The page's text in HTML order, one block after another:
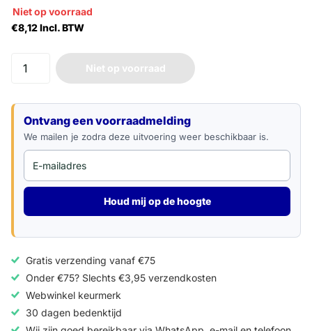
Niet op voorraad
€8,12 Incl. BTW
Niet op voorraad
Ontvang een voorraadmelding
We mailen je zodra deze uitvoering weer beschikbaar is.
E-mailadres
Houd mij op de hoogte
Gratis verzending vanaf €75
Onder €75? Slechts €3,95 verzendkosten
Webwinkel keurmerk
30 dagen bedenktijd